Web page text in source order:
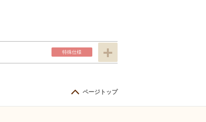
特殊仕様
ページトップ